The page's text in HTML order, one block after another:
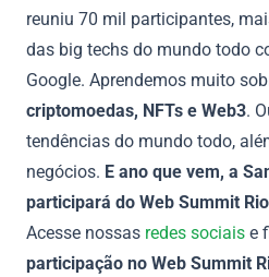
reuniu 70 mil participantes,
das big techs do mundo todo
Google. Aprendemos muito
criptomoedas, NFTs e Web3.
tendências do mundo todo,
negócios. E ano que vem, a
participará do Web Summit
Acesse nossas redes sociais e
participação no Web Summit